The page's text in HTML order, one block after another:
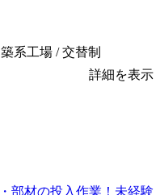
系工場 / 交替制
詳細を表示